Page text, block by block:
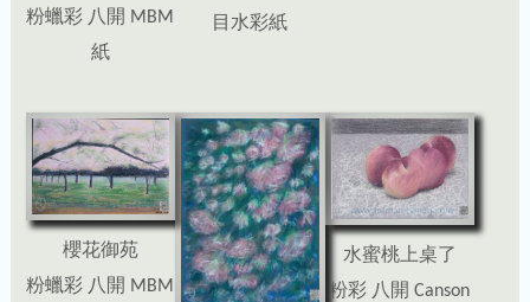
粉蠟彩 八開 MBM
紙
目水彩紙
櫻花御苑
粉蠟彩 八開 MBM
水蜜桃上桌了
粉彩 八開 Canson